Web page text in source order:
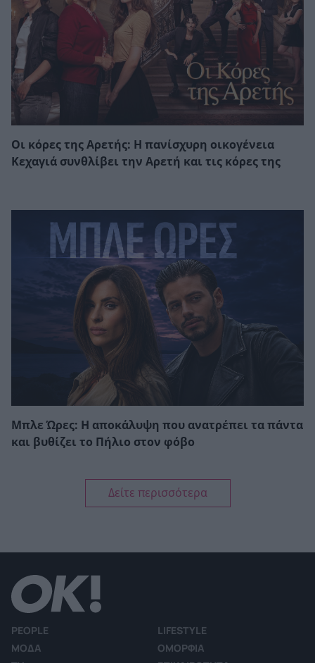
Οι κόρες της Αρετής: Η πανίσχυρη οικογένεια
Κεχαγιά συνθλίβει την Αρετή και τις κόρες της
Μπλε Ώρες: Η αποκάλυψη που ανατρέπει τα πάντα
και βυθίζει το Πήλιο στον φόβο
Δείτε περισσότερα
PEOPLE
LIFESTYLE
ΜΟΔΑ
ΟΜΟΡΦΙΑ